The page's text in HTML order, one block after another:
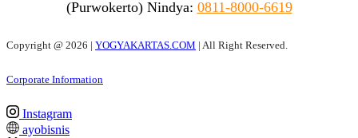
(Purwokerto) Nindya: 0811-8000-6619
Copyright @ 2026 | YOGYAKARTAS.COM | All Right Reserved.
Corporate Information
Instagram
ayobisnis